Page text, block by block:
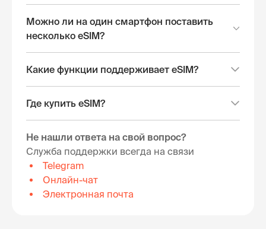
Можно ли на один смартфон поставить
несколько eSIM?
Какие функции поддерживает eSIM?
Где купить eSIM?
Не нашли ответа на свой вопрос?
Служба поддержки всегда на связи
Telegram
Онлайн-чат
Электронная почта